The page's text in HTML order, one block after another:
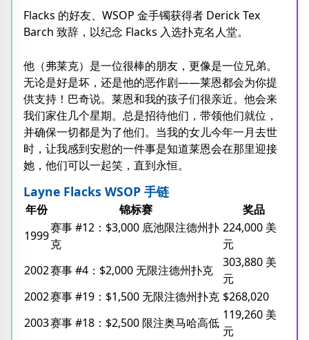
Flacks 的好友、WSOP 金手镯获得者 Derick Tex
Barch 致辞，以纪念 Flacks 入选扑克名人堂。
他（弗莱克）是一位很棒的朋友，更像是一位兄弟。
无论是好是坏，还是他的恶作剧——莱恩都会为你提
供支持！巴奇说。莱恩和我的孩子们很亲近。他会来
我们家住几个星期。总是招待他们，带领他们就位，
并确保一切都是为了他们。当我的女儿今年一月去世
时，让我感到安慰的一件事是知道莱恩会在那里迎接
她，他们可以一起笑，直到永恒。
Layne Flacks WSOP 手链
年份 锦标赛
奖品
1999
赛事 #12：$3,000 底池限注德州扑
克
224,000 美
元
2002赛事 #4：$2,000 无限注德州扑克
303,880 美
元
2002赛事 #19：$1,500 无限注德州扑克 $268,020
2003赛事 #18：$2,500 限注奥马哈高低
119,260 美
元